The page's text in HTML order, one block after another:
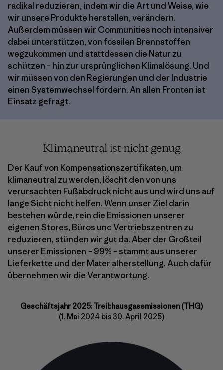
radikal reduzieren, indem wir die Art und Weise, wie
wir unsere Produkte herstellen, verändern.
Außerdem müssen wir Communities noch intensiver
dabei unterstützen, von fossilen Brennstoffen
wegzukommen und stattdessen die Natur zu
schützen – hin zur ursprünglichen Klimalösung. Und
wir müssen von den Regierungen und der Industrie
einen Systemwechsel fordern. An allen Fronten ist
Einsatz gefragt.
Klimaneutral ist nicht genug
Der Kauf von Kompensationszertifikaten, um
klimaneutral zu werden, löscht den von uns
verursachten Fußabdruck nicht aus und wird uns auf
lange Sicht nicht helfen. Wenn unser Ziel darin
bestehen würde, rein die Emissionen unserer
eigenen Stores, Büros und Vertriebszentren zu
reduzieren, stünden wir gut da. Aber der Großteil
unserer Emissionen – 99% – stammt aus unserer
Lieferkette und der Materialherstellung. Auch dafür
übernehmen wir die Verantwortung.
Geschäftsjahr 2025: Treibhausgasemissionen (THG)
(1. Mai 2024 bis 30. April 2025)